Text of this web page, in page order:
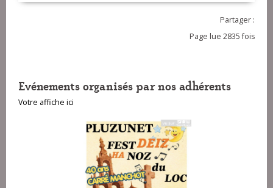
Partager :
Page lue 2835 fois
Evénements organisés par nos adhérents
Votre affiche ici